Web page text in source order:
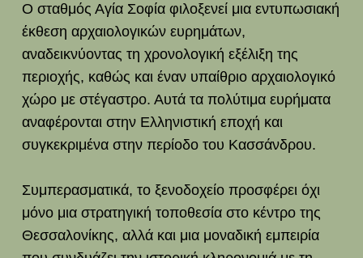
Ο σταθμός Αγία Σοφία φιλοξενεί μια εντυπωσιακή
έκθεση αρχαιολογικών ευρημάτων,
αναδεικνύοντας τη χρονολογική εξέλιξη της
περιοχής, καθώς και έναν υπαίθριο αρχαιολογικό
χώρο με στέγαστρο. Αυτά τα πολύτιμα ευρήματα
αναφέρονται στην Ελληνιστική εποχή και
συγκεκριμένα στην περίοδο του Κασσάνδρου.
Συμπερασματικά, το ξενοδοχείο προσφέρει όχι
μόνο μια στρατηγική τοποθεσία στο κέντρο της
Θεσσαλονίκης, αλλά και μια μοναδική εμπειρία